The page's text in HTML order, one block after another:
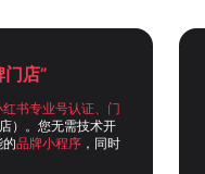
店”
红书专业号认证、门
）。您无需技术开
品牌小程序 ，同时